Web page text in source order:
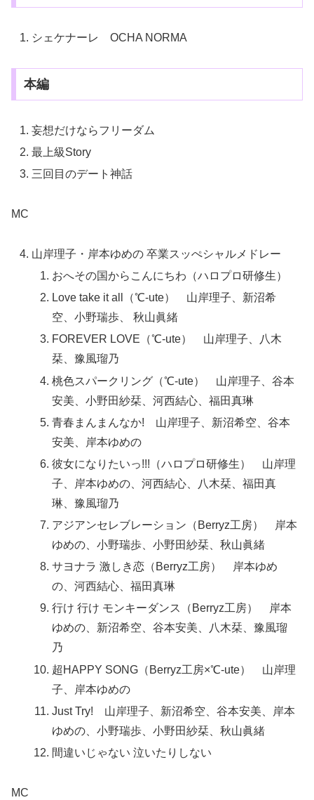
シェケナーレ OCHA NORMA
本編
妄想だけならフリーダム
最上級Story
三回目のデート神話
MC
山岸理子・岸本ゆめの 卒業スッぺシャルメドレー
おへその国からこんにちわ（ハロプロ研修生）
Love take it all（℃-ute） 山岸理子、新沼希
空、小野瑞歩、 秋山眞緒
FOREVER LOVE（℃-ute） 山岸理子、八木
栞、豫風瑠乃
桃色スパークリング（℃-ute） 山岸理子、谷本
安美、小野田紗栞、河西結心、福田真琳
青春まんまんなか! 山岸理子、新沼希空、谷本
安美、岸本ゆめの
彼女になりたいっ!!!（ハロプロ研修生） 山岸理
子、岸本ゆめの、河西結心、八木栞、福田真
琳、豫風瑠乃
アジアンセレブレーション（Berryz工房） 岸本
ゆめの、小野瑞歩、小野田紗栞、秋山眞緒
サヨナラ 激しき恋（Berryz工房） 岸本ゆめ
の、河西結心、福田真琳
行け 行け モンキーダンス（Berryz工房） 岸本
ゆめの、新沼希空、谷本安美、八木栞、豫風瑠
乃
超HAPPY SONG（Berryz工房×℃-ute） 山岸理
子、岸本ゆめの
Just Try! 山岸理子、新沼希空、谷本安美、岸本
ゆめの、小野瑞歩、小野田紗栞、秋山眞緒
間違いじゃない 泣いたりしない
MC